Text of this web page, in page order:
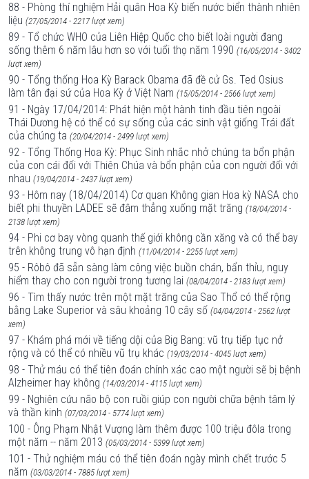
88 - Phòng thí nghiệm Hải quân Hoa Kỳ biến nước biển thành nhiên
liệu (27/05/2014 - 2217 lượt xem)
89 - Tổ chức WHO của Liên Hiệp Quốc cho biết loài người đang
sống thêm 6 năm lâu hơn so với tuổi thọ năm 1990 (16/05/2014 - 3402
lượt xem)
90 - Tổng thống Hoa Kỳ Barack Obama đã đề cử Gs. Ted Osius
làm tân đại sứ của Hoa Kỳ ở Việt Nam (15/05/2014 - 2566 lượt xem)
91 - Ngày 17/04/2014: Phát hiện một hành tinh đầu tiên ngoài
Thái Dương hệ có thể có sự sống của các sinh vật giống Trái đất
của chúng ta (20/04/2014 - 2499 lượt xem)
92 - Tổng Thống Hoa Kỳ: Phục Sinh nhắc nhở chúng ta bổn phận
của con cái đối với Thiên Chúa và bổn phận của con người đối với
nhau (19/04/2014 - 2437 lượt xem)
93 - Hôm nay (18/04/2014) Cơ quan Không gian Hoa kỳ NASA cho
biết phi thuyền LADEE sẽ đâm thẳng xuống mặt trăng (18/04/2014 -
2138 lượt xem)
94 - Phi cơ bay vòng quanh thế giới không cần xăng và có thể bay
trên không trung vô hạn định (11/04/2014 - 2255 lượt xem)
95 - Rôbô đã sẵn sàng làm công việc buồn chán, bẩn thỉu, nguy
hiểm thay cho con người trong tương lai (08/04/2014 - 2183 lượt xem)
96 - Tìm thấy nước trên một mặt trăng của Sao Thổ có thể rộng
bằng Lake Superior và sâu khoảng 10 cây số (04/04/2014 - 2562 lượt
xem)
97 - Khám phá mới về tiếng dội của Big Bang: vũ trụ tiếp tục nở
rộng và có thể có nhiều vũ trụ khác (19/03/2014 - 4045 lượt xem)
98 - Thử máu có thể tiên đoán chính xác cao một người sẽ bị bệnh
Alzheimer hay không (14/03/2014 - 4115 lượt xem)
99 - Nghiên cứu não bộ con ruồi giúp con người chữa bệnh tâm lý
và thần kinh (07/03/2014 - 5774 lượt xem)
100 - Ông Phạm Nhật Vượng làm thêm được 100 triệu đôla trong
một năm -- năm 2013 (05/03/2014 - 5399 lượt xem)
101 - Thử nghiệm máu có thể tiên đoán ngày mình chết trước 5
năm (03/03/2014 - 7885 lượt xem)